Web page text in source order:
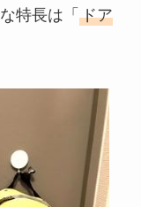
特長は「 ドア